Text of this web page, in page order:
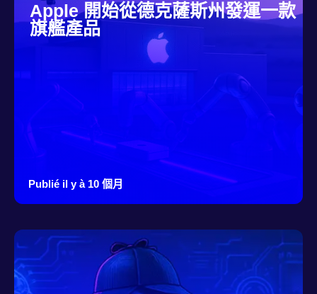
Apple 開始從德克薩斯州發運一款
旗艦產品
Publié il y à 10 個月